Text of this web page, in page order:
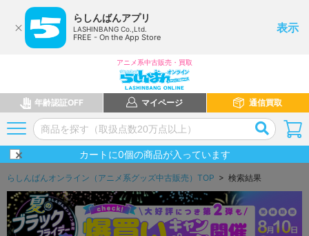
らしんばんアプリ
LASHINBANG Co.,Ltd.
FREE - On the App Store
表示
アニメ系中古販売・買取
年齢認証OFF マイページ 通信買取
カートに0個の商品が入っています
らしんばんオンライン（アニメ系グッズ中古販売）TOP > 検索結果